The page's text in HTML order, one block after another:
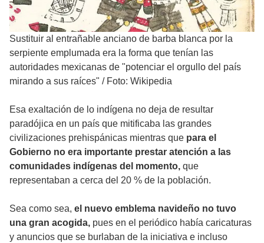
Sustituir al entrañable anciano de barba blanca por la
serpiente emplumada era la forma que tenían las
autoridades mexicanas de "potenciar el orgullo del país
mirando a sus raíces" / Foto: Wikipedia
Esa exaltación de lo indígena no deja de resultar
paradójica en un país que mitificaba las grandes
civilizaciones prehispánicas mientras que para el
Gobierno no era importante prestar atención a las
comunidades indígenas del momento, que
representaban a cerca del 20 % de la población.
Sea como sea, el nuevo emblema navideño no tuvo
una gran acogida, pues en el periódico había caricaturas
y anuncios que se burlaban de la iniciativa e incluso